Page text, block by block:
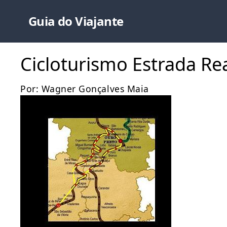
Guia do Viajante
Cicloturismo Estrada
Por: Wagner Gonçalves Maia